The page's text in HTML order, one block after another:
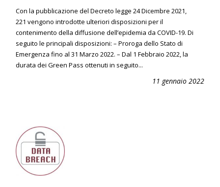
Con la pubblicazione del Decreto legge 24 Dicembre 2021,
221 vengono introdotte ulteriori disposizioni per il
contenimento della diffusione dell’epidemia da COVID-19. Di
seguito le principali disposizioni: – Proroga dello Stato di
Emergenza fino al 31 Marzo 2022. – Dal 1 Febbraio 2022, la
durata dei Green Pass ottenuti in seguito...
11 gennaio 2022